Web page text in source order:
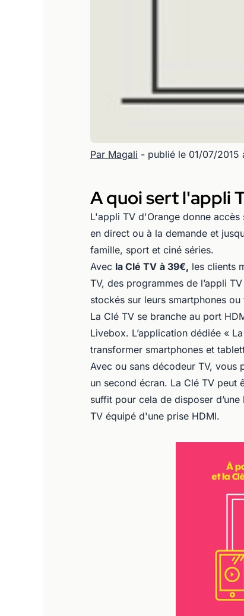
Par Magali - publié le 01/07/2015
A quoi sert l'appli
L'appli TV d'Orange donne
en direct ou à la demande et
famille, sport et ciné séries.
Avec la Clé TV à 39€, les clients
TV, des programmes de l’appli
stockés sur leurs smartphones ou
La Clé TV se branche au port
Livebox. L’application dédiée «
transformer smartphones et
Avec ou sans décodeur TV, vous
un second écran. La Clé TV peut
suffit pour cela de disposer
TV équipé d'une prise HDMI.